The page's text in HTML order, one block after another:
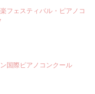
フェスティバル・ピアノコ
国際ピアノコンクール